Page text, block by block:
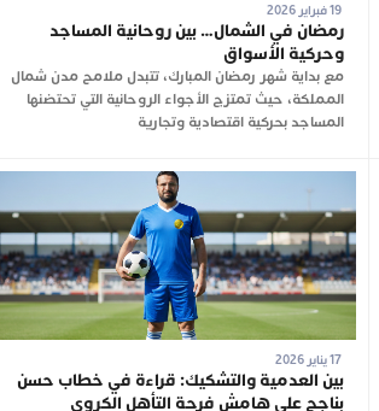
19 فبراير 2026
رمضان في الشمال… بين روحانية المساجد
وحركية الأسواق
مع بداية شهر رمضان المبارك، تتبدل ملامح مدن شمال
المملكة، حيث تمتزج الأجواء الروحانية التي تحتضنها
المساجد بحركية اقتصادية وتجارية
17 يناير 2026
بين العدمية والتشكيك: قراءة في خطاب حسن
بناجح على هامش فرحة التأهل الكروي